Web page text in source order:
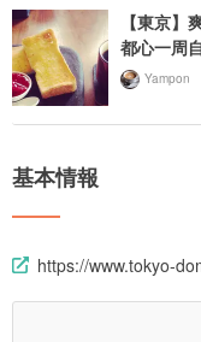
【東京
都心一周
Yampon
基本情報
https://www.tokyo-